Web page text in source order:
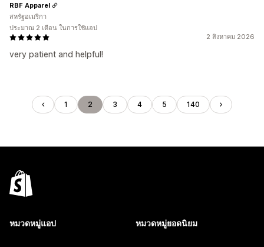
2 สิงหาคม 2026
very patient and helpful!
RBF Apparel
สหรัฐอเมริกา
ประมาณ 2 เดือน ในการใช้แอป
1 2 3 4 5 140
หมวดหมู่แอป หมวดหมู่ยอดนิยม